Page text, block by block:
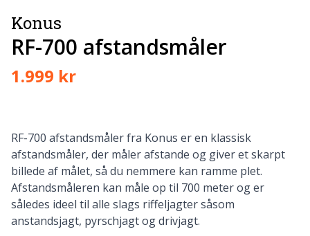
Konus
RF-700 afstandsmåler
1.999 kr
RF-700 afstandsmåler fra Konus er en klassisk
afstandsmåler, der måler afstande og giver et skarpt
billede af målet, så du nemmere kan ramme plet.
Afstandsmåleren kan måle op til 700 meter og er
således ideel til alle slags riffeljagter såsom
anstandsjagt, pyrschjagt og drivjagt.